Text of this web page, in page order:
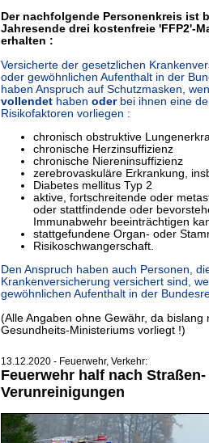
Der nachfolgende Personenkreis ist
Jahresende drei kostenfreie 'FFP2'-
erhalten :
Versicherte der gesetzlichen
oder gewöhnlichen Aufenthalt in der
haben Anspruch auf Schutzmasken,
vollendet haben oderbei ihnen eine
Risikofaktoren vorliegen :
chronisch obstruktive
chronische Herzinsuffizienz
chronische Niereninsuffizienz
zerebrovaskuläre Erkrankung,
Diabetes mellitus Typ 2
aktive, fortschreitende oder
oder stattfindende oder
Immunabwehr beeinträchtigen
stattgefundene Organ- oder
Risikoschwangerschaft.
Den Anspruch haben auch Personen,
Krankenversicherung versichert sind,
gewöhnlichen Aufenthalt in der
(Alle Angaben ohne Gewähr, da
Gesundheits-Ministeriums vorliegt !)
13.12.2020 - Feuerwehr, Verkehr:
Feuerwehr half nach
Verunreinigungen